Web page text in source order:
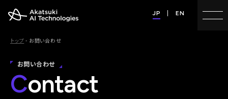
トップ - お問い合わせ
お問い合わせ
Contact
EN
JP